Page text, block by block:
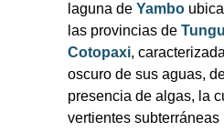
laguna de Yambo
las provincias de
Cotopaxi,
oscuro de sus aguas,
presencia de algas, la
vertientes